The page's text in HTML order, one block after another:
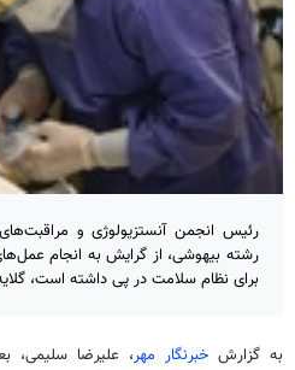
رئیس انجمن آنستزیولوژی و
رشته بیهوشی، از گرایش به انجام
برای نظام سلامت در پی داشته است،
به گزارشخبرنگار مهر